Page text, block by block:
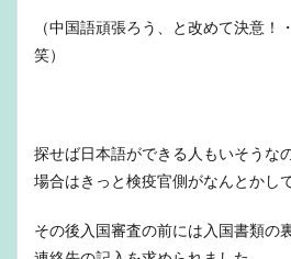
（中国語頑張ろう、と改めて決意！
笑）
探せば日本語ができる人もいそうな
場合はきっと検疫官側がなんとかし
その後入国審査の前には入国書類の